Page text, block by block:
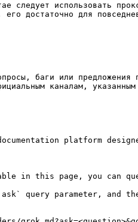
следует использовать
достаточно для
баги или
каналам, указанным
platform
this page, you can
query parameter, and